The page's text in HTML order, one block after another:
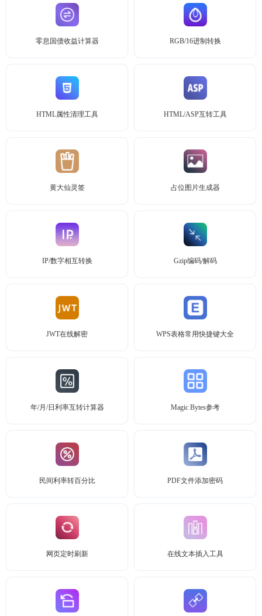
零息国债收益计算器 RGB/16进制转换
HTML属性清理工具 HTML/ASP互转工具
黄大仙灵签 占位图片生成器
IP/数字相互转换 Gzip编码/解码
JWT在线解密 WPS表格常用快捷键大全
年/月/日利率互转计算器 Magic Bytes参考
民间利率转百分比 PDF文件添加密码
网页定时刷新 在线文本插入工具